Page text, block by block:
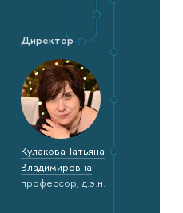
Директор
Кулакова Татьяна
Владимировна
профессор, д.э.н.